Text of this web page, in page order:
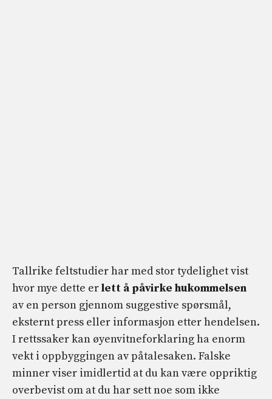
Tallrike feltstudier har med stor tydelighet vist
hvor mye dette erlett å påvirke hukommelsen
av en person gjennom suggestive spørsmål,
eksternt press eller informasjon etter hendelsen.
I rettssaker kan øyenvitneforklaring ha enorm
vekt i oppbyggingen av påtalesaken. Falske
minner viser imidlertid at du kan være oppriktig
overbevist om at du har sett noe som ikke